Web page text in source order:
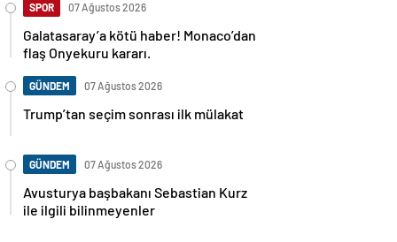
SPOR 07 Ağustos 2026
Galatasaray’a kötü haber! Monaco’dan
flaş Onyekuru kararı.
GÜNDEM 07 Ağustos 2026
Trump’tan seçim sonrası ilk mülakat
GÜNDEM 07 Ağustos 2026
Avusturya başbakanı Sebastian Kurz
ile ilgili bilinmeyenler